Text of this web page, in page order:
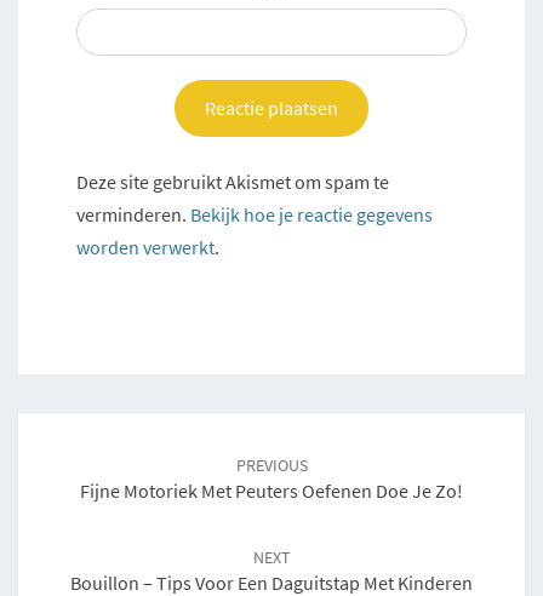
Deze site gebruikt Akismet om spam te
verminderen. Bekijk hoe je reactie gegevens
worden verwerkt.
PREVIOUS
Fijne Motoriek Met Peuters Oefenen Doe Je Zo!
NEXT
Bouillon – Tips Voor Een Daguitstap Met Kinderen